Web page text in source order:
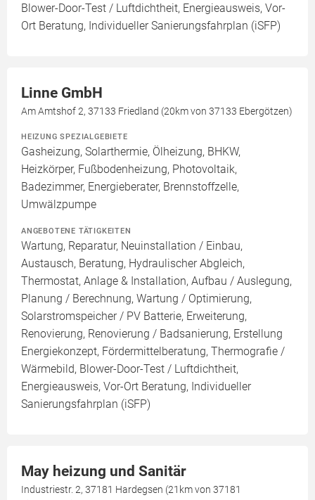
Blower-Door-Test / Luftdichtheit, Energieausweis, Vor-
Ort Beratung, Individueller Sanierungsfahrplan (iSFP)
Linne GmbH
Am Amtshof 2, 37133 Friedland (20km von 37133 Ebergötzen)
HEIZUNG SPEZIALGEBIETE
Gasheizung, Solarthermie, Ölheizung, BHKW,
Heizkörper, Fußbodenheizung, Photovoltaik,
Badezimmer, Energieberater, Brennstoffzelle,
Umwälzpumpe
ANGEBOTENE TÄTIGKEITEN
Wartung, Reparatur, Neuinstallation / Einbau,
Austausch, Beratung, Hydraulischer Abgleich,
Thermostat, Anlage & Installation, Aufbau / Auslegung,
Planung / Berechnung, Wartung / Optimierung,
Solarstromspeicher / PV Batterie, Erweiterung,
Renovierung, Renovierung / Badsanierung, Erstellung
Energiekonzept, Fördermittelberatung, Thermografie /
Wärmebild, Blower-Door-Test / Luftdichtheit,
Energieausweis, Vor-Ort Beratung, Individueller
Sanierungsfahrplan (iSFP)
May heizung und Sanitär
Industriestr. 2, 37181 Hardegsen (21km von 37181